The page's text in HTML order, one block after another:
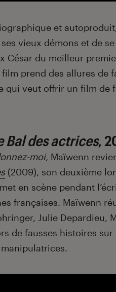
et
vieux démons et de
César du meilleur
film prend des allures de
qui veut offrir un film de
Bal des actrices,
moi, Maïwenn
(2009), son deuxième
en scène pendant
françaises. Maïwenn
Julie Depardieu,
de fausses histoires